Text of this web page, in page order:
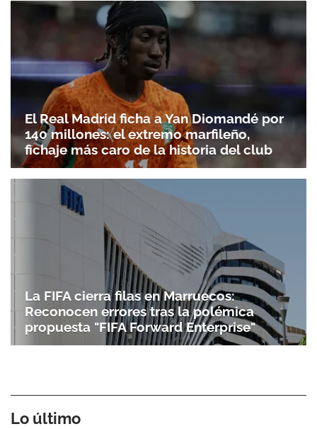
El Real Madrid ficha a Yan Diomandé por
140 millones: el extremo marfileño,
fichaje más caro de la historia del club
La FIFA cierra filas en Marruecos:
Reconocen errores tras la polémica
propuesta "FIFA Forward Enterprise"
Lo último